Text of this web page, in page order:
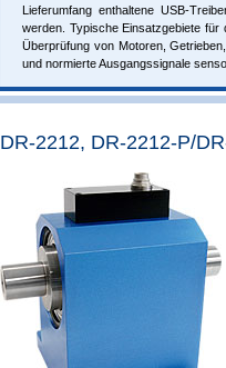
Lieferumfang enthaltene USB-
werden. Typische Ein­satz­gebiete
Über­prüfung von Motoren,
und normierte Ausgangssignale
DR-2212, DR-2212-P/